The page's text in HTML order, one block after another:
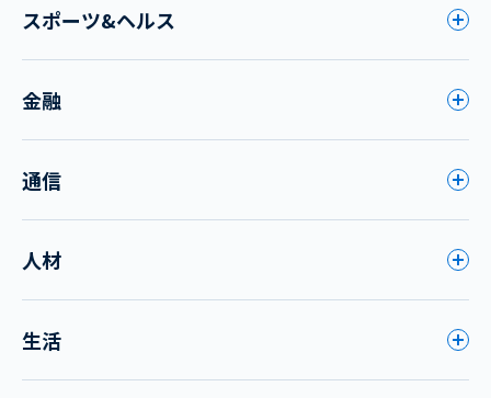
スポーツ&ヘルス
金融
通信
人材
生活